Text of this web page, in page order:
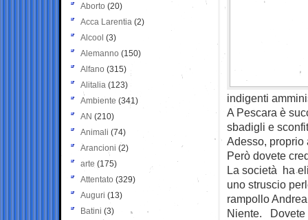
indigenti
A Pescara è
sbadigli e
Adesso, proprio
Però dovete
La società ha
uno struscio
rampollo
Niente. Dovete
Aborto (20)
Acca Larentia (2)
Alcool (3)
Alemanno (150)
Alfano (315)
Alitalia (123)
Ambiente (341)
AN (210)
Animali (74)
Arancioni (2)
arte (175)
Attentato (329)
Auguri (13)
Batini (3)